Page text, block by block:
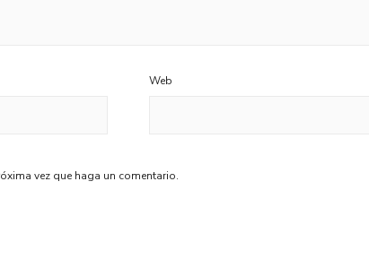
Web
vez que haga un comentario.